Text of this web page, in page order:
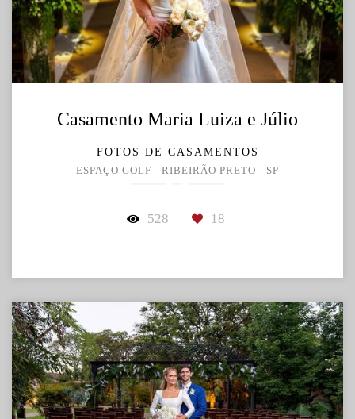
Casamento Maria Luiza e Júlio
FOTOS DE CASAMENTOS
ESPAÇO GOLF - RIBEIRÃO PRETO - SP
528 18